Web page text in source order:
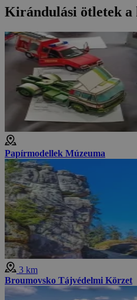
Kirándulási ötletek a
Papírmodellek Múzeuma
3 km
Broumovsko Tájvédelmi Körzet